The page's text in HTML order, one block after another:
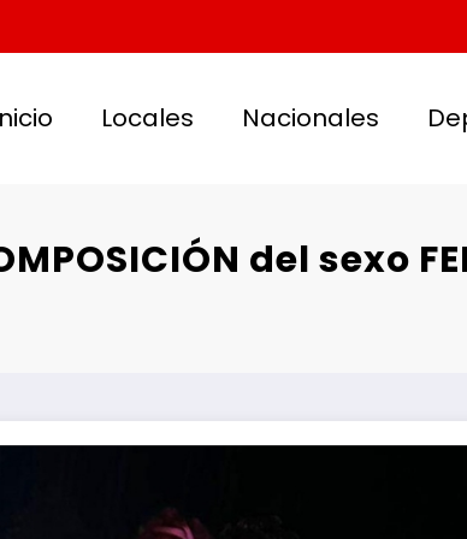
Locales Nacionales
del sexo